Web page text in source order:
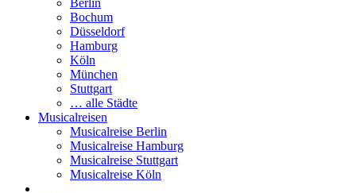
Berlin
Bochum
Düsseldorf
Hamburg
Köln
München
Stuttgart
… alle Städte
Musicalreisen
Musicalreise Berlin
Musicalreise Hamburg
Musicalreise Stuttgart
Musicalreise Köln